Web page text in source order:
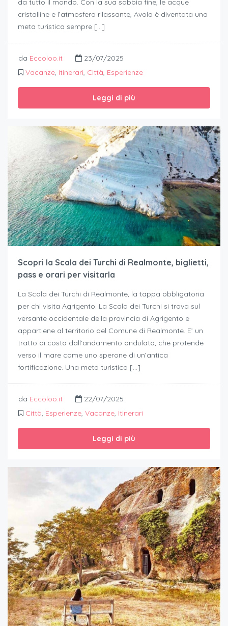
da tutto il mondo. Con la sua sabbia fine, le acque
cristalline e l’atmosfera rilassante, Avola è diventata una
meta turistica sempre […]
da Eccoloo.it
23/07/2025
Vacanze, Itinerari, Città, Esperienze
Leggi di più
Scopri la Scala dei Turchi di Realmonte, biglietti,
pass e orari per visitarla
La Scala dei Turchi di Realmonte, la tappa obbligatoria
per chi visita Agrigento. La Scala dei Turchi si trova sul
versante occidentale della provincia di Agrigento e
appartiene al territorio del Comune di Realmonte. E’ un
tratto di costa dall’andamento ondulato, che protende
verso il mare come uno sperone di un’antica
fortificazione. Una meta turistica […]
da Eccoloo.it
22/07/2025
Città, Esperienze, Vacanze, Itinerari
Leggi di più